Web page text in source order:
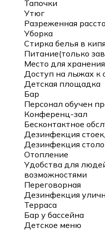
Тапочки
Утюг
Разреженная
Уборка
Стирка белья в
Питание(только
Место для
Доступ на лыжах к
Детская площадка
Бар
Персонал обучен
Конференц-зал
Бесконтактное
Дезинфекция
Дезинфекция
Отопление
Удобства для
возможностями
Переговорная
Дезинфекция
Терраса
Бар у бассейна
Детское меню